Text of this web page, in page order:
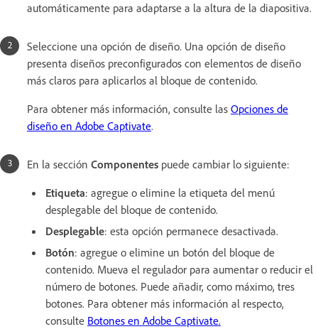
automáticamente para adaptarse a la altura de la diapositiva.
Seleccione una opción de diseño. Una opción de diseño
presenta diseños preconfigurados con elementos de diseño
más claros para aplicarlos al bloque de contenido.
Para obtener más información, consulte las Opciones de
diseño en Adobe Captivate.
En la sección Componentes puede cambiar lo siguiente:
Etiqueta: agregue o elimine la etiqueta del menú
desplegable del bloque de contenido.
Desplegable: esta opción permanece desactivada.
Botón: agregue o elimine un botón del bloque de
contenido. Mueva el regulador para aumentar o reducir el
número de botones. Puede añadir, como máximo, tres
botones. Para obtener más información al respecto,
consulte Botones en Adobe Captivate.